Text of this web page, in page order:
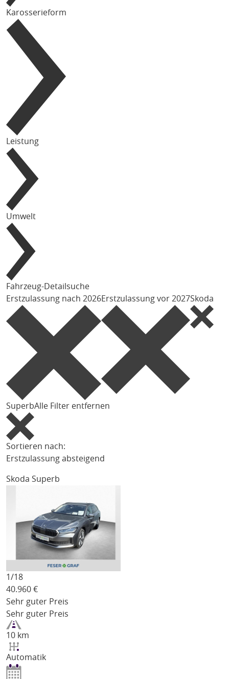
Karosserieform
Leistung
Umwelt
Fahrzeug-Detailsuche
Erstzulassung nach 2026Erstzulassung vor 2027Skoda
SuperbAlle Filter entfernen
Sortieren nach:
Erstzulassung absteigend
Skoda Superb
1/18
40.960 €
Sehr guter Preis
Sehr guter Preis
10 km
Automatik